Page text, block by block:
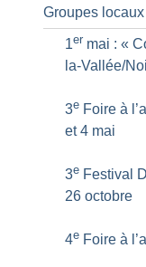
Groupes locaux
1er mai : «
la-Vallée/
3e Foire à
et 4 mai
3e Festival
26 octobre
4e Foire à